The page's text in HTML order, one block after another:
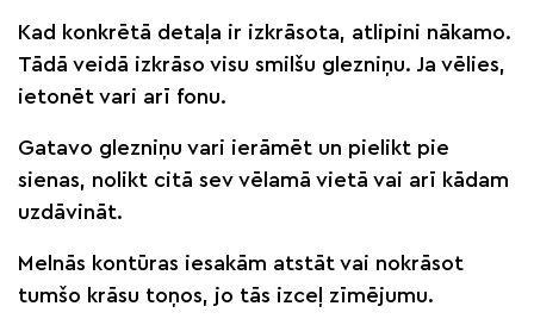
Kad konkrētā detaļa ir izkrāsota, atlipini nākamo.
Tādā veidā izkrāso visu smilšu glezniņu. Ja vēlies,
ietonēt vari arī fonu.
Gatavo glezniņu vari ierāmēt un pielikt pie
sienas, nolikt citā sev vēlamā vietā vai arī kādam
uzdāvināt.
Melnās kontūras iesakām atstāt vai nokrāsot
tumšo krāsu toņos, jo tās izceļ zīmējumu.